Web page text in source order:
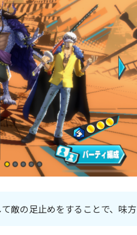
敵の足止めをすることで、味